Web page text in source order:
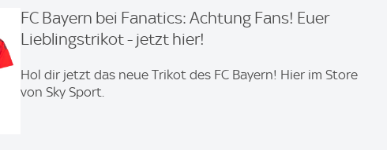
FC Bayern bei Fanatics: Achtung Fans! Euer
Lieblingstrikot - jetzt hier!
Hol dir jetzt das neue Trikot des FC Bayern! Hier im Store
von Sky Sport.